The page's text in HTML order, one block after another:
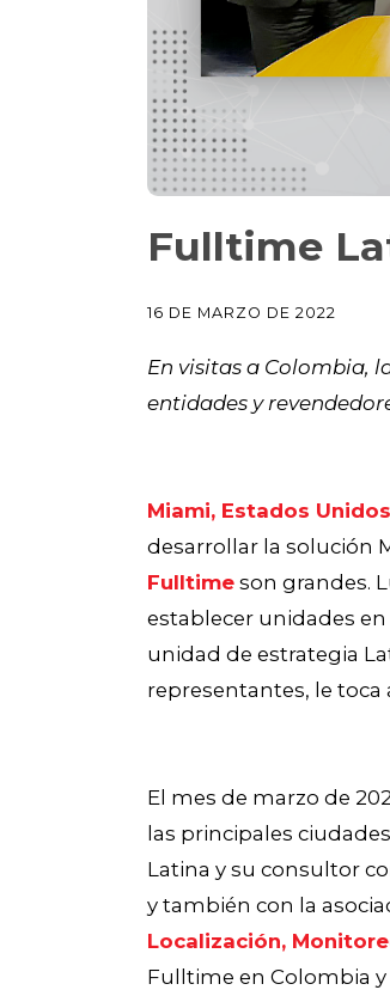
Fulltime
16 DE MARZO DE 2022
En visitas a Colombia,
entidades y
Miami, Estados
desarrollar la solución
Fulltimeson grandes.
establecer unidades
unidad de estrategia
representantes, le toca
El mes de marzo de
las principales
Latina y su consultor
y también con la
Localización,
Fulltime en Colombia y